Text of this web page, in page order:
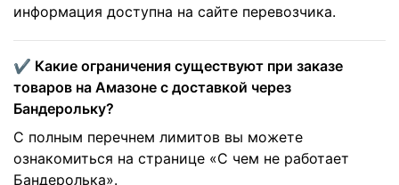
информация доступна на сайте перевозчика.
✔️ Какие ограничения существуют при заказе
товаров на Амазоне с доставкой через
Бандерольку?
С полным перечнем лимитов вы можете
ознакомиться на странице «С чем не работает
Бандеролька».